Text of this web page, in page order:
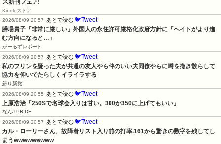
ス新刊フェア!
Kindleストア
2026/08/09 20:57
あとで読む 🐦Tweet
膳場貴子「非常に厳しい」外国人の永住許可厳格化政府方針に「ヘイトがより進
む方向になると…」
がーるずレポート
2026/08/09 20:57
あとで読む 🐦Tweet
私のフリンを疑った夫が共通の友人やら仲のいい夫同僚やらに噂を撒き散らして
協力を仰いでたらしくイライラする
怒り新党
2026/08/09 20:55
あとで読む 🐦Tweet
上原浩治「250Sで名球会入りは甘い。300か350に上げてもいい」
なんJ PRIDE
2026/08/09 20:57
あとで読む 🐦Tweet
カル・ローリーさん、故障者リスト入り前の打率.161から驚きの数字を残してし
まうwwwwwwwww